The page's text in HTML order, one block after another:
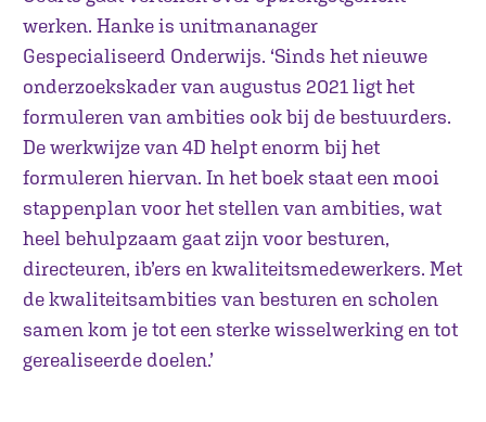
werken. Hanke is unitmananager
Gespecialiseerd Onderwijs. ‘Sinds het nieuwe
onderzoekskader van augustus 2021 ligt het
formuleren van ambities ook bij de bestuurders.
De werkwijze van 4D helpt enorm bij het
formuleren hiervan. In het boek staat een mooi
stappenplan voor het stellen van ambities, wat
heel behulpzaam gaat zijn voor besturen,
directeuren, ib’ers en kwaliteitsmedewerkers. Met
de kwaliteitsambities van besturen en scholen
samen kom je tot een sterke wisselwerking en tot
gerealiseerde doelen.’